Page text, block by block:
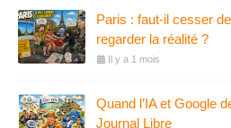
Paris : faut-il cesser
regarder la réalité ?
Il y a 1 mois
Quand l’IA et Google
Journal Libre